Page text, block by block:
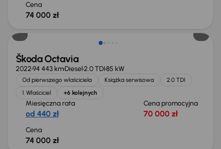
Cena
74 000 zł
Škoda Octavia
202294 443 kmDiesel2.0 TDI85 kW
Od pierwszego właściciela Książka serwisowa
2.0 TDI
1. Właściciel
+6 kolejnych
Miesięczna rata
od 440 zł
Cena promocyjna
70 000 zł
Cena
74 000 zł